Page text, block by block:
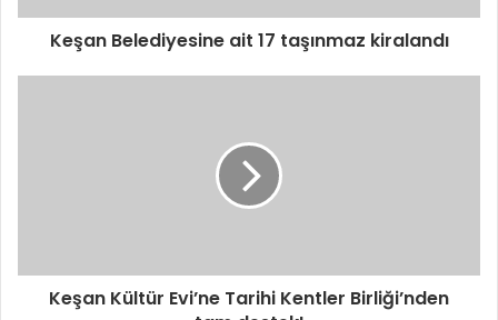
Keşan Belediyesine ait 17 taşınmaz kiralandı
Keşan Kültür Evi’ne Tarihi Kentler Birliği’nden